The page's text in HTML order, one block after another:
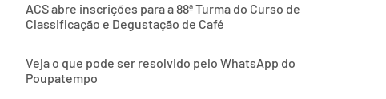
ACS abre inscrições para a 88ª Turma do Curso de
Classificação e Degustação de Café
Veja o que pode ser resolvido pelo WhatsApp do
Poupatempo